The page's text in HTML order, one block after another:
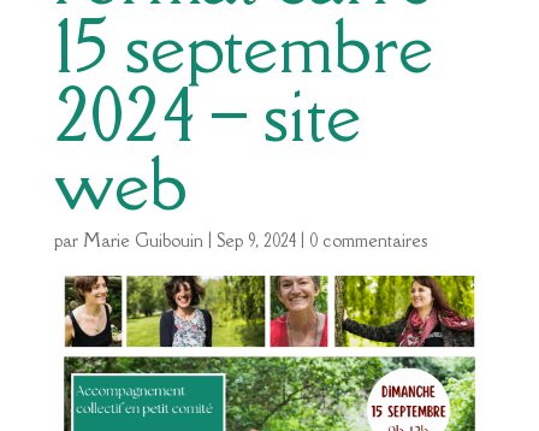
15 septembre
2024 – site
web
par Marie Guibouin| Sep 9, 2024| 0 commentaires